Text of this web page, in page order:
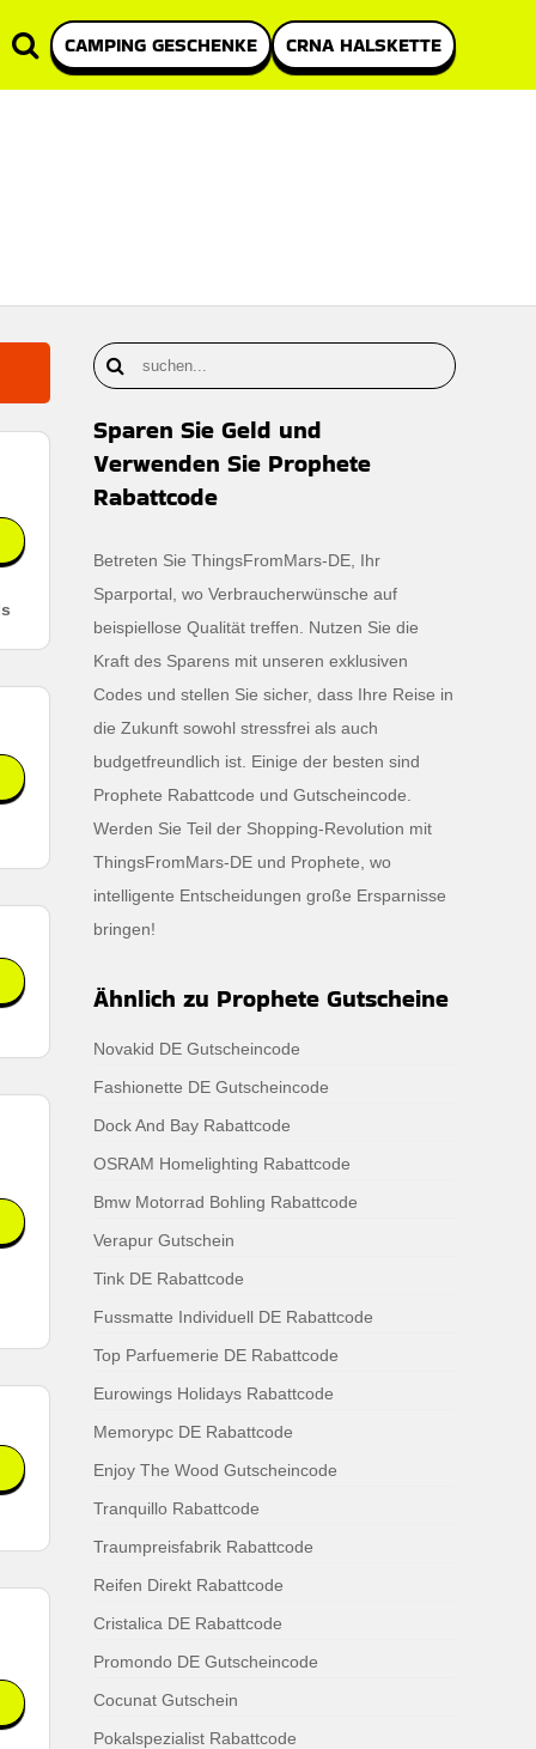
CAMPING GESCHENKE CRNA HALSKETTE
Sparen Sie Geld und
Verwenden Sie Prophete
Rabattcode
Betreten Sie ThingsFromMars-DE, Ihr
Sparportal, wo Verbraucherwünsche auf
beispiellose Qualität treffen. Nutzen Sie die
Kraft des Sparens mit unseren exklusiven
Codes und stellen Sie sicher, dass Ihre Reise in
die Zukunft sowohl stressfrei als auch
budgetfreundlich ist. Einige der besten sind
Prophete Rabattcode und Gutscheincode.
Werden Sie Teil der Shopping-Revolution mit
ThingsFromMars-DE und Prophete, wo
intelligente Entscheidungen große Ersparnisse
bringen!
Ähnlich zu Prophete Gutscheine
Novakid DE Gutscheincode
Fashionette DE Gutscheincode
Dock And Bay Rabattcode
OSRAM Homelighting Rabattcode
Bmw Motorrad Bohling Rabattcode
Verapur Gutschein
Tink DE Rabattcode
Fussmatte Individuell DE Rabattcode
Top Parfuemerie DE Rabattcode
Eurowings Holidays Rabattcode
Memorypc DE Rabattcode
Enjoy The Wood Gutscheincode
Tranquillo Rabattcode
Traumpreisfabrik Rabattcode
Reifen Direkt Rabattcode
Cristalica DE Rabattcode
Promondo DE Gutscheincode
Cocunat Gutschein
Pokalspezialist Rabattcode